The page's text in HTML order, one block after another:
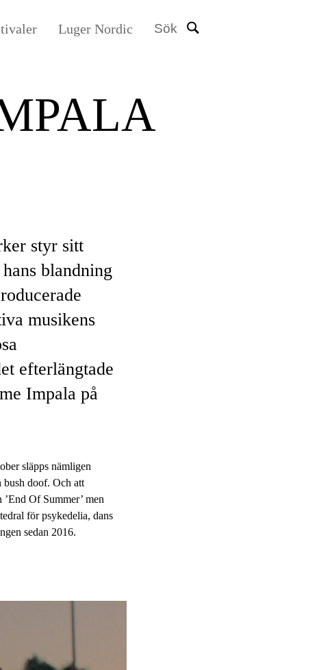
Luger Nordic Sök
styr sitt
blandning
musikens
efterlängtade
Impala på
släpps nämligen
bush doof. Och att
Of Summer’ men
för psykedelia, dans
sedan 2016.